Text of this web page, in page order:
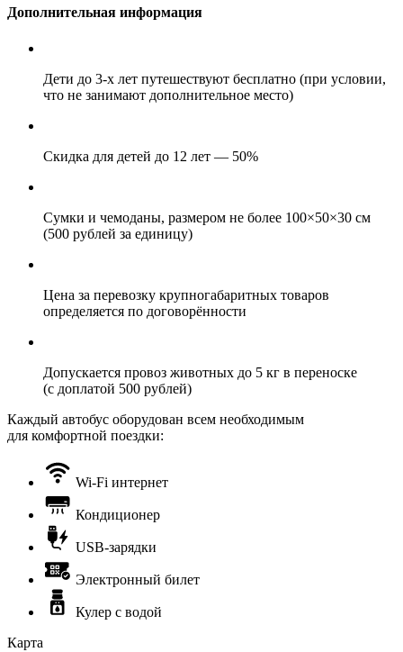
Дополнительная информация
Дети до 3-х лет путешествуют бесплатно (при условии,
что не занимают дополнительное место)
Скидка для детей до 12 лет — 50%
Сумки и чемоданы, размером не более 100×50×30 см
(500 рублей за единицу)
Цена за перевозку крупногабаритных товаров
определяется по договорённости
Допускается провоз животных до 5 кг в переноске
(с доплатой 500 рублей)
Каждый автобус оборудован всем необходимым
для комфортной поездки:
Wi-Fi интернет
Кондиционер
USB-зарядки
Электронный билет
Кулер с водой
Карта